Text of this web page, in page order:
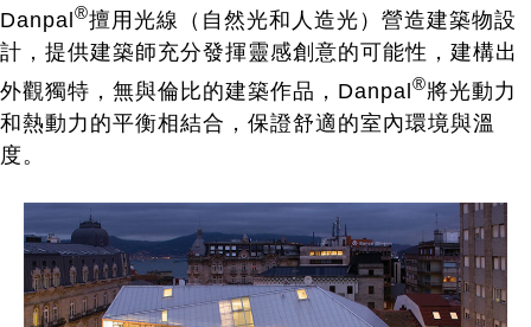
Danpal®擅用光線（自然光和人造光）營造建築物設
計，提供建築師充分發揮靈感創意的可能性，建構出
外觀獨特，無與倫比的建築作品，Danpal®將光動力
和熱動力的平衡相結合，保證舒適的室內環境與溫
度。